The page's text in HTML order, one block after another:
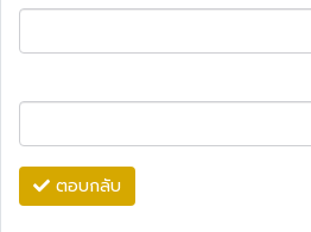
ตอบกลับ